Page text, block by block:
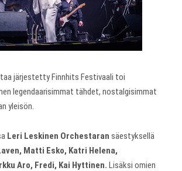
järjestetty Finnhits Festivaali toi
legendaarisimmat tähdet, nostalgisimmat
yleisön.
Leri Leskinen Orchestaran säestyksellä
Matti Esko, Katri Helena,
Aro, Fredi, Kai Hyttinen. Lisäksi omien